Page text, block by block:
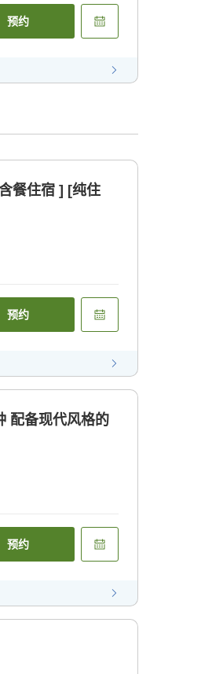
预约
餐住宿 ] [纯住
预约
配备现代风格的
预约